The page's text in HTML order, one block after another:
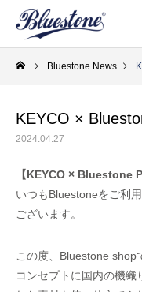
Bluestone News
KEYCO ×
2024.04.27
【KEYCO × Bluestone
いつもBluestoneをご利
ございます。
この度、Bluestone shop
コンセプトに国内の機織